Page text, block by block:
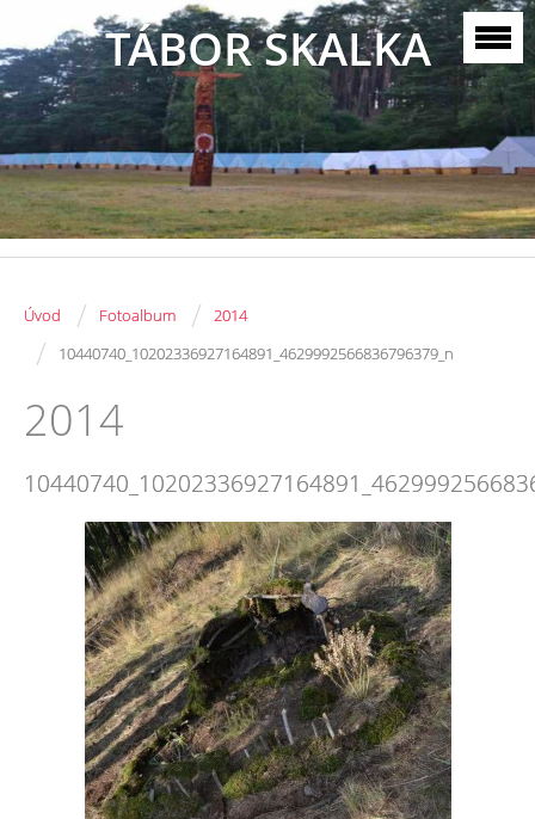
TÁBOR SKALKA
Úvod / Fotoalbum / 2014
/ 10440740_10202336927164891_4629992566836796379_n
2014